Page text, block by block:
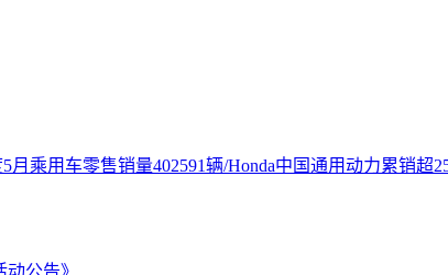
乘用车零售销量402591辆/Honda中国通用动力累销超
公告》